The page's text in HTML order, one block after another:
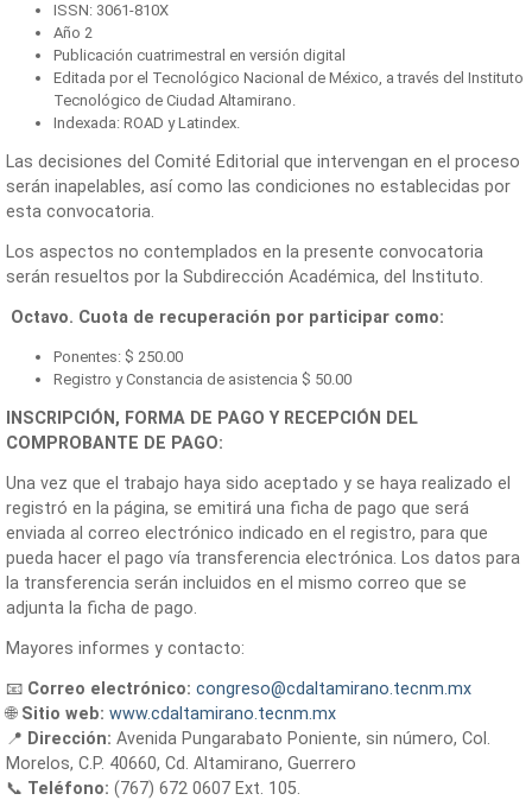
ISSN: 3061-810X
Año 2
Publicación cuatrimestral en versión digital
Editada por el Tecnológico Nacional de México, a través del Instituto
Tecnológico de Ciudad Altamirano.
Indexada: ROAD y Latindex.
Las decisiones del Comité Editorial que intervengan en el proceso
serán inapelables, así como las condiciones no establecidas por
esta convocatoria.
Los aspectos no contemplados en la presente convocatoria
serán resueltos por la Subdirección Académica, del Instituto.
Octavo. Cuota de recuperación por participar como:
Ponentes: $ 250.00
Registro y Constancia de asistencia $ 50.00
INSCRIPCIÓN, FORMA DE PAGO Y RECEPCIÓN DEL
COMPROBANTE DE PAGO:
Una vez que el trabajo haya sido aceptado y se haya realizado el
registró en la página, se emitirá una ficha de pago que será
enviada al correo electrónico indicado en el registro, para que
pueda hacer el pago vía transferencia electrónica. Los datos para
la transferencia serán incluidos en el mismo correo que se
adjunta la ficha de pago.
Mayores informes y contacto:
📧 Correo electrónico: congreso@cdaltamirano.tecnm.mx
🌐 Sitio web: www.cdaltamirano.tecnm.mx
📍 Dirección: Avenida Pungarabato Poniente, sin número, Col.
Morelos, C.P. 40660, Cd. Altamirano, Guerrero
📞 Teléfono: (767) 672 0607 Ext. 105.